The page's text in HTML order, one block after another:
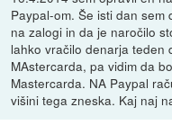
Paypal-om. Še isti dan
na zalogi in da je naročilo
lahko vračilo denarja teden
MAstercarda, pa vidim da
Mastercarda. NA Paypal
višini tega zneska. Kaj naj